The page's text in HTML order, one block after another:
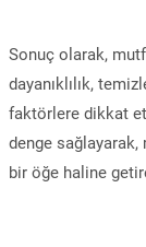
Sonuç olarak,
dayanıklılık,
faktörlere dikkat
denge sağlayarak,
bir öğe haline